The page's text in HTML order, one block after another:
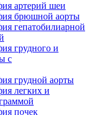
артерий шеи
брюшной аорты
гепатобилиарной
грудного и
с
грудной аорты
легких и
почек